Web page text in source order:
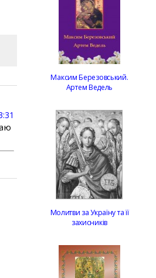
Максим Березовський.
Артем Ведель
Молитви за Україну та її
захисників